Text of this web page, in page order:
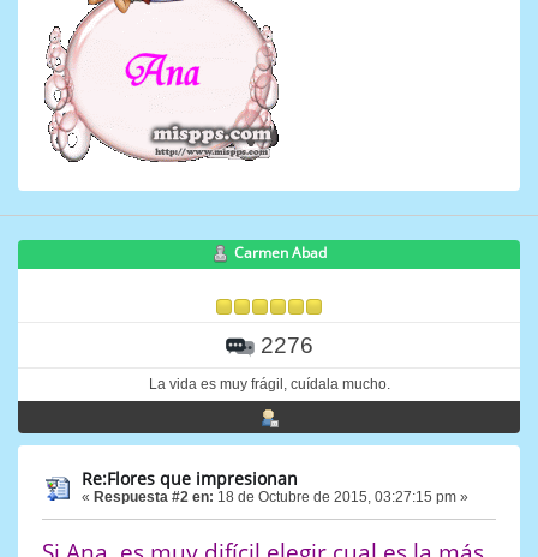
Carmen Abad
2276
La vida es muy frágil, cuídala mucho.
Re:Flores que impresionan
« Respuesta #2 en: 18 de Octubre de 2015, 03:27:15 pm »